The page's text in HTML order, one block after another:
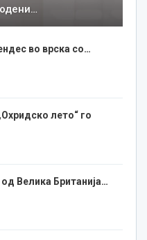
во врска со…
лето“ го
од Велика Британија…